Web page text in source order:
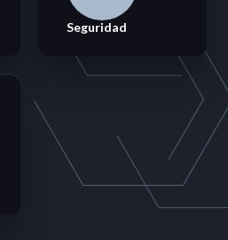
Seguridad